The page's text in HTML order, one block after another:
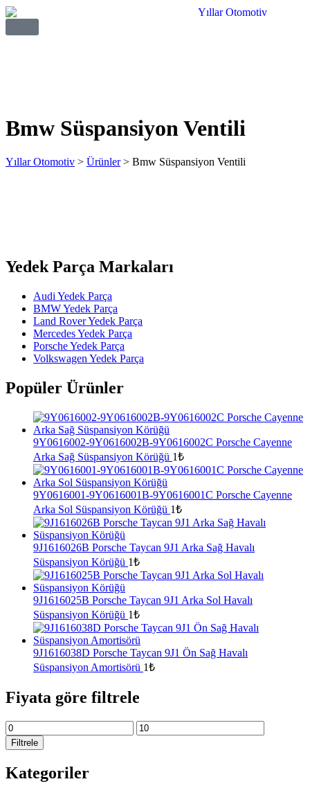
Bmw Süspansiyon Ventili
Yıllar Otomotiv > Ürünler> Bmw Süspansiyon Ventili
Yedek Parça Markaları
Audi Yedek Parça
BMW Yedek Parça
Land Rover Yedek Parça
Mercedes Yedek Parça
Porsche Yedek Parça
Volkswagen Yedek Parça
Popüler Ürünler
9Y0616002-9Y0616002B-9Y0616002C Porsche Cayenne
Arka Sağ Süspansiyon Körüğü 1₺
9Y0616001-9Y0616001B-9Y0616001C Porsche Cayenne
Arka Sol Süspansiyon Körüğü 1₺
9J1616026B Porsche Taycan 9J1 Arka Sağ Havalı
Süspansiyon Körüğü 1₺
9J1616025B Porsche Taycan 9J1 Arka Sol Havalı
Süspansiyon Körüğü 1₺
9J1616038D Porsche Taycan 9J1 Ön Sağ Havalı
Süspansiyon Amortisörü 1₺
Fiyata göre filtrele
Filtrele
Kategoriler